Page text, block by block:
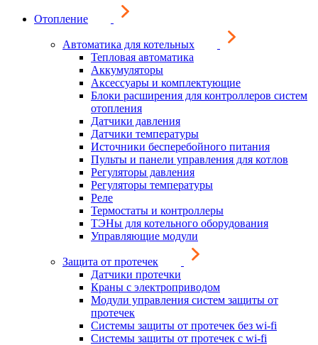
Отопление
Автоматика для котельных
Тепловая автоматика
Аккумуляторы
Аксессуары и комплектующие
Блоки расширения для контроллеров систем
отопления
Датчики давления
Датчики температуры
Источники бесперебойного питания
Пульты и панели управления для котлов
Регуляторы давления
Регуляторы температуры
Реле
Термостаты и контроллеры
ТЭНы для котельного оборудования
Управляющие модули
Защита от протечек
Датчики протечки
Краны с электроприводом
Модули управления систем защиты от
протечек
Системы защиты от протечек без wi-fi
Системы защиты от протечек с wi-fi